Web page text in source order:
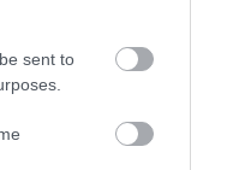
sent to